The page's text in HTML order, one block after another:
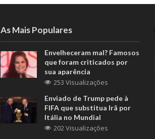
As Mais Populares
Envelheceram mal? Famosos
que foram criticados por
sua aparência
253 Visualizações
Enviado de Trump pede à
FIFA que substitua Irã por
Itália no Mundial
202 Visualizações